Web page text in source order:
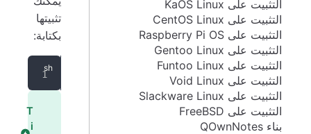
التثبيت على KaOS Linux
التثبيت على CentOS Linux
التثبيت على Raspberry Pi OS
التثبيت على Gentoo Linux
التثبيت على Funtoo Linux
التثبيت على Void Linux
التثبيت على Slackware Linux
التثبيت على FreeBSD
بناء QOwnNotes
تثبيتها
بكتابة:
install qownnotes
T
i